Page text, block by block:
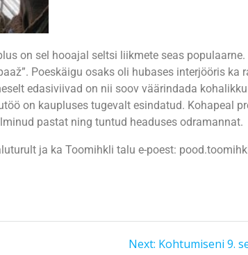
on sel hooajal seltsi liikmete seas
Poeskäigu osaks oli hubases interjööris ka
edasiviivad on nii soov väärindada
on kaupluses tugevalt esindatud. Kohapeal
pastat ning tuntud headuses odramannat.
ja ka Toomihkli talu e-poest:
Next: Kohtumiseni 9.